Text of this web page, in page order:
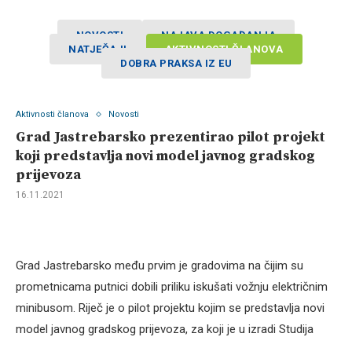
NOVOSTI
NAJAVA DOGAĐANJA
NATJEČAJI
AKTIVNOSTI ČLANOVA
DOBRA PRAKSA IZ EU
Aktivnosti članova Novosti
Grad Jastrebarsko prezentirao pilot projekt
koji predstavlja novi model javnog gradskog
prijevoza
16.11.2021
Grad Jastrebarsko među prvim je gradovima na čijim su
prometnicama putnici dobili priliku iskušati vožnju električnim
minibusom. Riječ je o pilot projektu kojim se predstavlja novi
model javnog gradskog prijevoza, za koji je u izradi Studija